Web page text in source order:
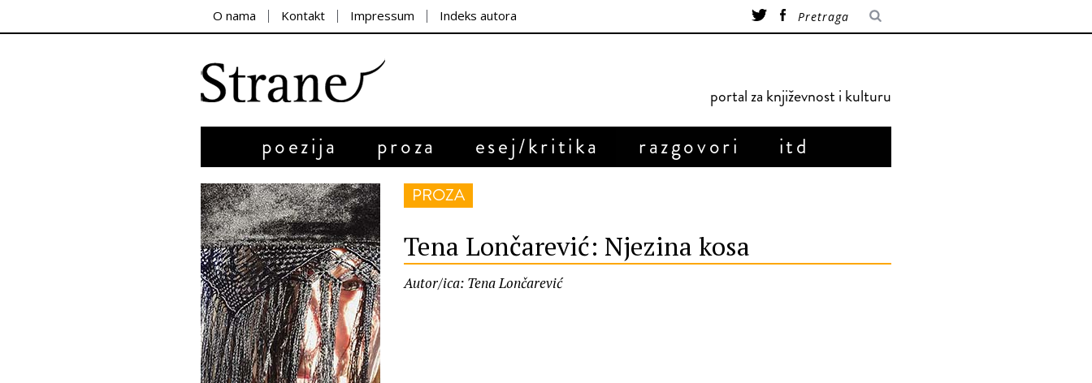
O nama Kontakt Impressum Indeks autora
portal za književnost i kulturu
poezija proza esej/kritika razgovori itd
PROZA
Tena Lončarević: Njezina kosa
Autor/ica: Tena Lončarević